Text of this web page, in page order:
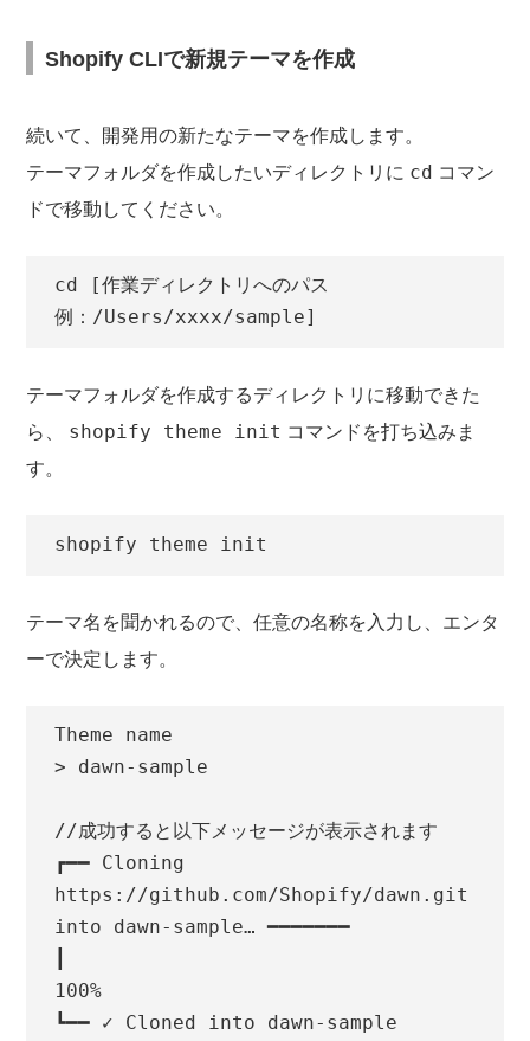
Shopify CLIで新規テーマを作成
続いて、開発用の新たなテーマを作成します。
テーマフォルダを作成したいディレクトリに cd コマン
ドで移動してください。
cd [作業ディレクトリへのパス
例：/Users/xxxx/sample]
テーマフォルダを作成するディレクトリに移動できた
ら、 shopify theme init コマンドを打ち込みま
す。
shopify theme init
テーマ名を聞かれるので、任意の名称を入力し、エンタ
ーで決定します。
Theme name
> dawn-sample
//成功すると以下メッセージが表示されます
┏━━ Cloning
https://github.com/Shopify/dawn.git
into dawn-sample… ━━━━━━━
100%
┗━━ ✓ Cloned into dawn-sample